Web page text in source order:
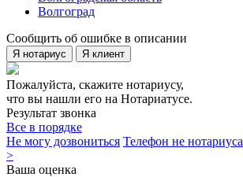
Волгоград
Сообщить об ошибке в описании
Я нотариус Я клиент
Пожалуйста, скажите нотариусу,
что вы нашли его на Нотариатусе.
Результат звонка
Все в порядке
Не могу дозвониться Телефон не нотариуса
>
Ваша оценка